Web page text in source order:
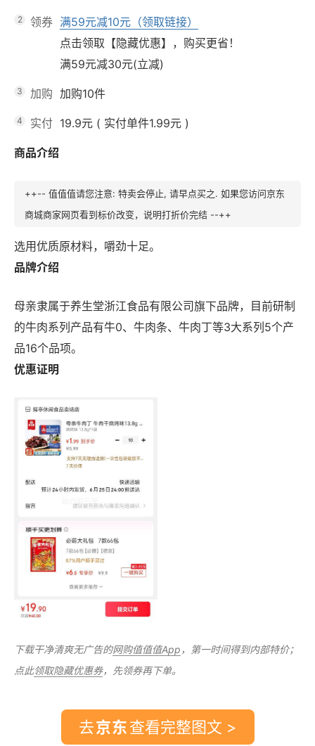
2 领券 满59元减10元（领取链接）
点击领取【隐藏优惠】，购买更省！
满59元减30元(立减)
3 加购 加购10件
4 实付 19.9元 ( 实付单件1.99元 )
商品介绍
++-- 值值值请您注意: 特卖会停止, 请早点买之. 如果您访问京东
商城商家网页看到标价改变，说明打折价完结 --++
选用优质原材料，嚼劲十足。
品牌介绍
母亲隶属于养生堂浙江食品有限公司旗下品牌，目前研制
的牛肉系列产品有牛0、牛肉条、牛肉丁等3大系列5个产
品16个品项。
优惠证明
下载干净清爽无广告的网购值值值App ，第一时间得到内部特价；
点此领取隐藏优惠券，先领券再下单。
去 查看完整图文 >